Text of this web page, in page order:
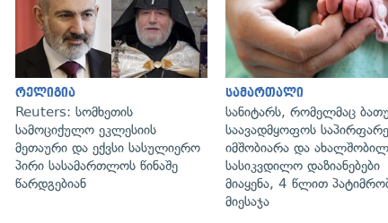
რელიგია
Reuters: სომხეთის
სამოციქულო ეკლესიის
მეთაური და ექვსი სასულიერო
პირი სასამართლოს წინაშე
წარდგებიან
სამართალი
სანიტარს, რომელმაც
საავადმყოფოს
იმშობიარა და
სასიკვდილო დაზიანებები
მიაყენა, 4 წლით
მიესაჯა